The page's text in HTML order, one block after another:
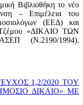
Βιβλιοθήκη το νέο
– Επιμέλεια του
(ΕΕΔ) και
«ΔΙΚΑΙΟ ΤΩΝ
(Ν.2190/1994).
1,2/2020 TOY
ΔΙΚΑΙΟ» ΜΕ